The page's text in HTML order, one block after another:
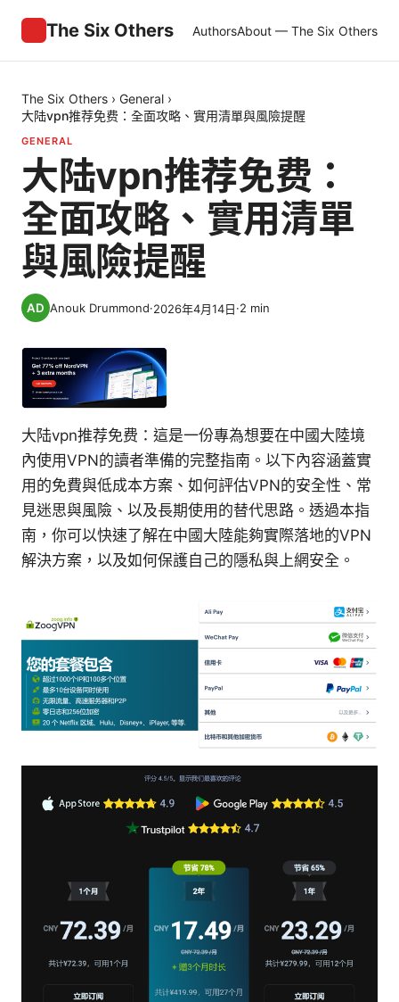
The Six Others AuthorsAbout — The Six Others
The Six Others › General ›
大陆vpn推荐免费：全面攻略、實用清單與風險提醒
GENERAL
大陆vpn推荐免费：
全面攻略、實用清單
與風險提醒
Anouk Drummond·2026年4月14日·2 min
大陆vpn推荐免费：這是一份專為想要在中國大陸境
內使用VPN的讀者準備的完整指南。以下內容涵蓋實
用的免費與低成本方案、如何評估VPN的安全性、常
見迷思與風險、以及長期使用的替代思路。透過本指
南，你可以快速了解在中國大陸能夠實際落地的VPN
解決方案，以及如何保護自己的隱私與上網安全。